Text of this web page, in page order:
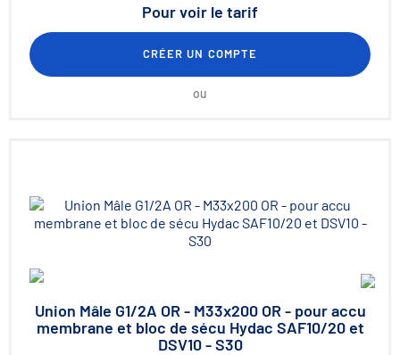
Pour voir le tarif
CRÉER UN COMPTE
ou
Union Mâle G1/2A OR - M33x200 OR - pour accu
membrane et bloc de sécu Hydac SAF10/20 et
DSV10 - S30